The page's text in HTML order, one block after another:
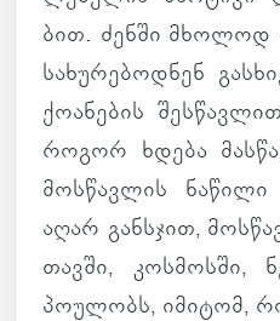
ბით. ძენში მხო­ლოდ
სა­ხუ­რე­ბოდ­ნენ
ქო­ა­ნე­ბის
როგორ ხდება
მოს­წავ­ლის
აღარ გან­სჯით,
თავში, კოს­მოსში,
პო­უ­ლობს, იმი­ტომ,